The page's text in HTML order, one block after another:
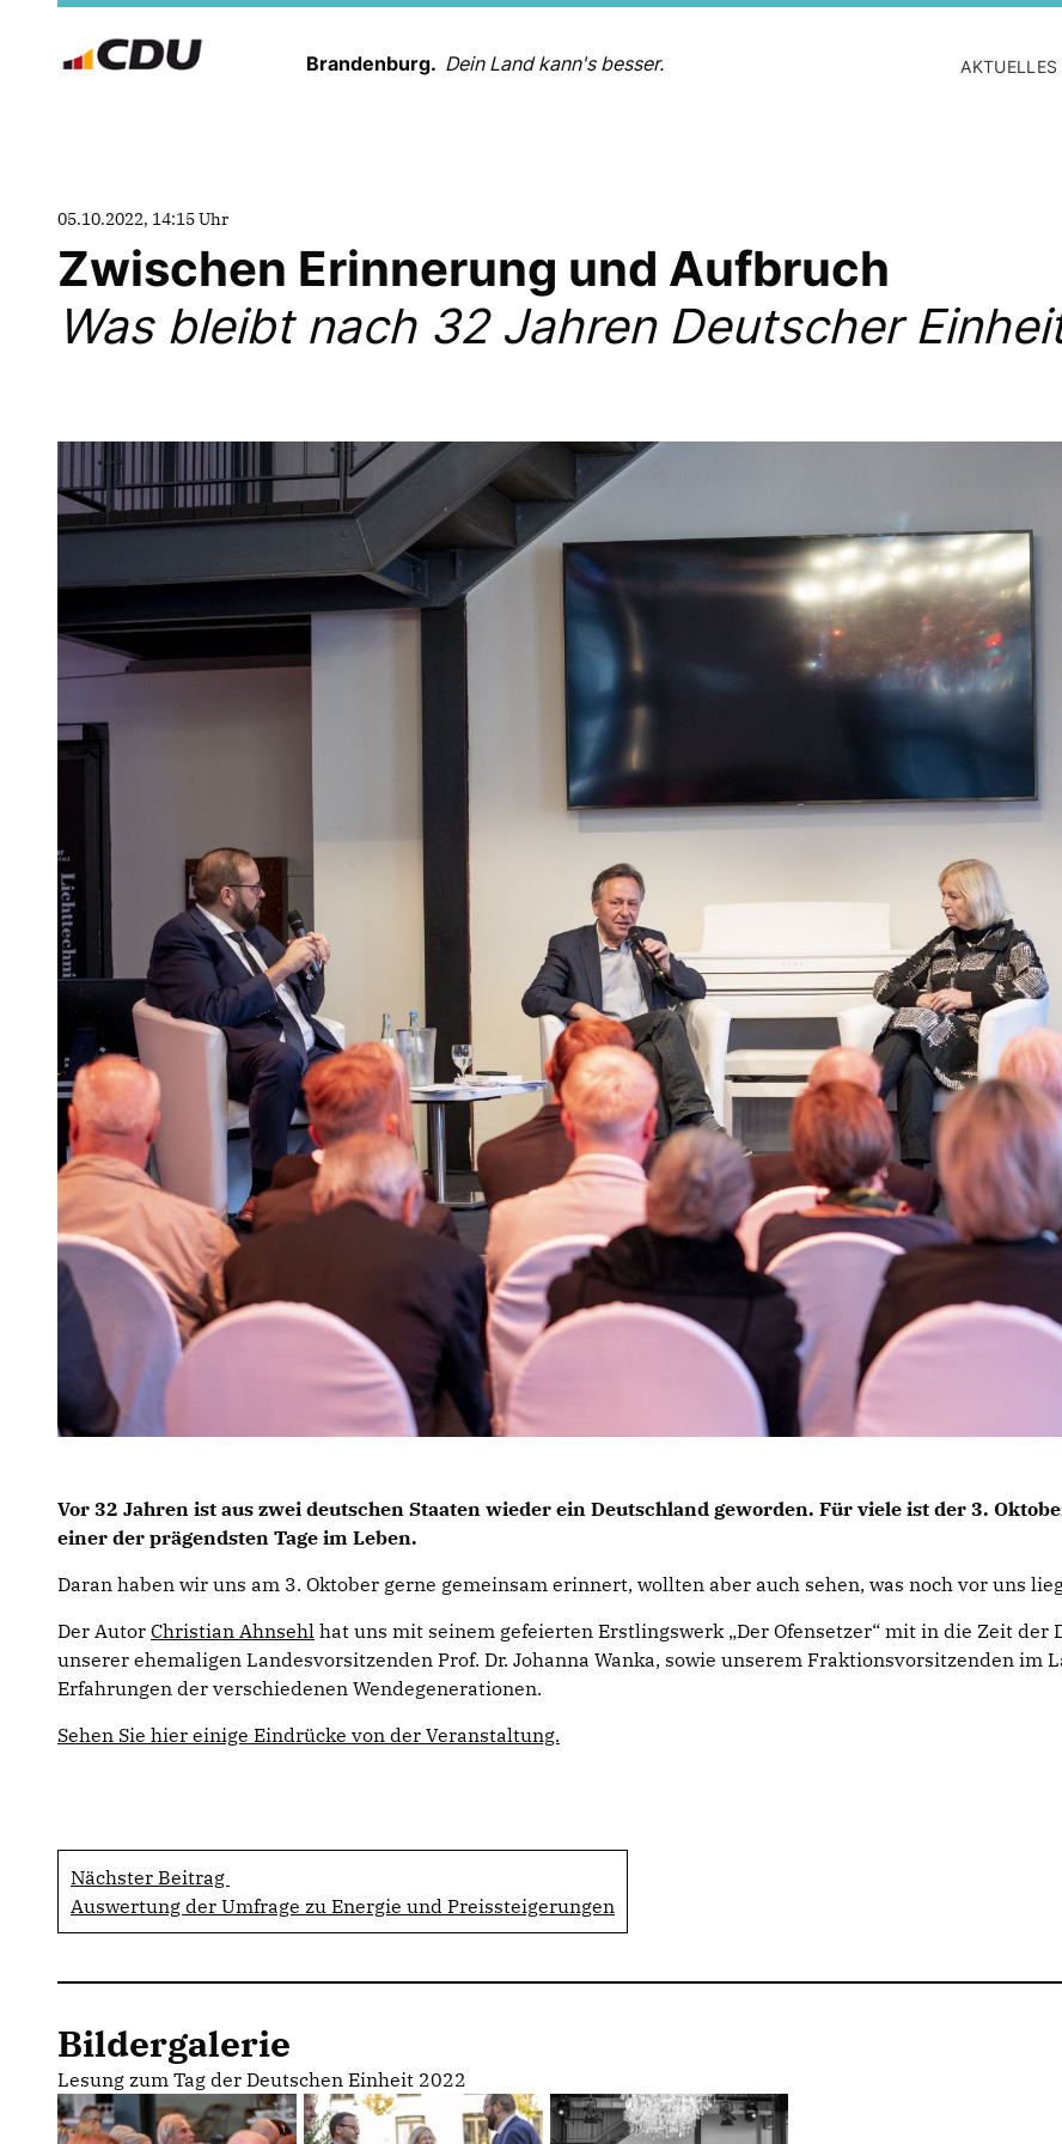
Brandenburg. Dein Land kann's besser. AKTUELLES
05.10.2022, 14:15 Uhr
Zwischen Erinnerung und Aufbruch
Was bleibt nach 32 Jahren Deutscher
Vor 32 Jahren ist aus zwei deutschen Staaten wieder ein Deutschland geworden. Für viele ist der 3.
einer der prägendsten Tage im Leben.
Daran haben wir uns am 3. Oktober gerne gemeinsam erinnert, wollten aber auch sehen, was noch vor uns
Der Autor Christian Ahnsehl hat uns mit seinem gefeierten Erstlingswerk „Der Ofensetzer“ mit in die Zeit der
unserer ehemaligen Landesvorsitzenden Prof. Dr. Johanna Wanka, sowie unserem Fraktionsvorsitzenden im
Erfahrungen der verschiedenen Wendegenerationen.
Sehen Sie hier einige Eindrücke von der Veranstaltung.
Nächster Beitrag
Auswertung der Umfrage zu Energie und Preissteigerungen
Bildergalerie
Lesung zum Tag der Deutschen Einheit 2022